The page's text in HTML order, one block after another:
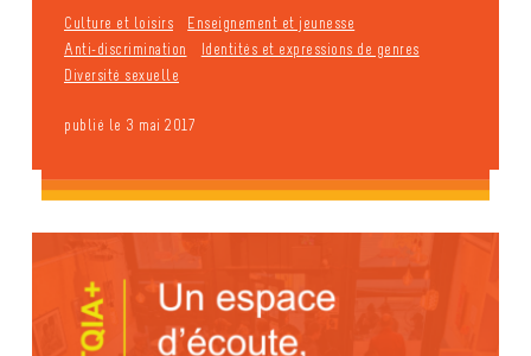
Culture et loisirs
Enseignement et jeunesse
Anti-discrimination
Identités et expressions de genres
Diversité sexuelle
publié le 3 mai 2017